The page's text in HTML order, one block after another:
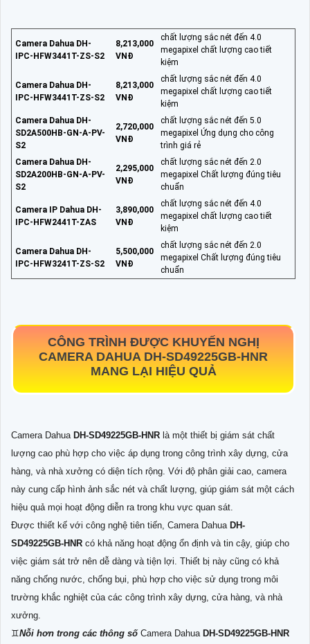
Camera Dahua DH-
IPC-HFW3441T-ZS-S2
8,213,000
VNĐ
chất lượng sắc nét đến 4.0
megapixel chất lượng cao tiết
kiệm
Camera Dahua DH-
IPC-HFW3441T-ZS-S2
8,213,000
VNĐ
chất lượng sắc nét đến 4.0
megapixel chất lượng cao tiết
kiệm
Camera Dahua DH-
SD2A500HB-GN-A-PV-
S2
2,720,000
VNĐ
chất lượng sắc nét đến 5.0
megapixel Ứng dụng cho công
trình giá rẻ
Camera Dahua DH-
SD2A200HB-GN-A-PV-
S2
2,295,000
VNĐ
chất lượng sắc nét đến 2.0
megapixel Chất lượng đúng tiêu
chuẩn
Camera IP Dahua DH-
IPC-HFW2441T-ZAS
3,890,000
VNĐ
chất lượng sắc nét đến 4.0
megapixel chất lượng cao tiết
kiệm
Camera Dahua DH-
IPC-HFW3241T-ZS-S2
5,500,000
VNĐ
chất lượng sắc nét đến 2.0
megapixel Chất lượng đúng tiêu
chuẩn
CÔNG TRÌNH ĐƯỢC KHUYẾN NGHỊ
CAMERA DAHUA DH-SD49225GB-HNR
MANG LẠI HIỆU QUẢ
Camera Dahua DH-SD49225GB-HNR là một thiết bị giám sát chất
lượng cao phù hợp cho việc áp dụng trong công trình xây dựng, cửa
hàng, và nhà xưởng có diện tích rộng. Với độ phân giải cao, camera
này cung cấp hình ảnh sắc nét và chất lượng, giúp giám sát một cách
hiệu quả mọi hoạt động diễn ra trong khu vực quan sát.
Được thiết kế với công nghệ tiên tiến, Camera Dahua DH-
SD49225GB-HNR có khả năng hoạt động ổn định và tin cậy, giúp cho
việc giám sát trở nên dễ dàng và tiện lợi. Thiết bị này cũng có khả
năng chống nước, chống bụi, phù hợp cho việc sử dụng trong môi
trường khắc nghiệt của các công trình xây dựng, cửa hàng, và nhà
xưởng.
♊Nỗi hơn trong các thông sốCamera Dahua DH-SD49225GB-HNR